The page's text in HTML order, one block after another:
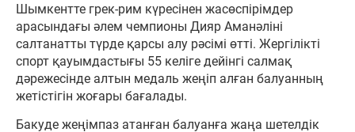
Шымкентте грек-рим күресінен жасөспірімдер
арасындағы әлем чемпионы Дияр Аманәліні
салтанатты түрде қарсы алу рәсімі өтті. Жергілікті
спорт қауымдастығы 55 келіге дейінгі салмақ
дәрежесінде алтын медаль жеңіп алған балуанның
жетістігін жоғары бағалады.
Бакуде жеңімпаз атанған балуанға жаңа шетелдік